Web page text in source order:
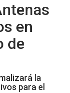
en
de
la
para el